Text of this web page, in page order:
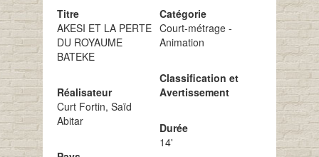
Titre
AKESI ET LA PERTE
DU ROYAUME
BATEKE
Réalisateur
Curt Fortin, Saïd
Abitar
Catégorie
Court-métrage -
Animation
Classification et
Avertissement
Durée
14'